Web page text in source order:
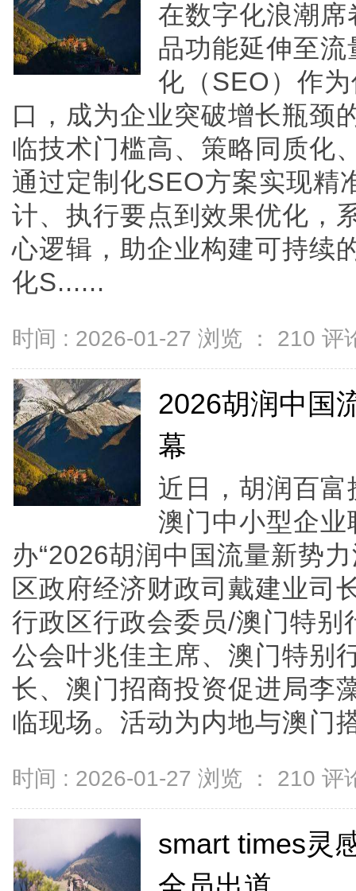
在数字化浪潮
品功能延伸至
化（SEO）作
口，成为企业突破增长瓶颈
临技术门槛高、策略同质化
通过定制化SEO方案实现精
计、执行要点到效果优化，
心逻辑，助企业构建可持续
化S......
时间 : 2026-01-27 浏览 ： 210 评
2026胡润中国
幕
近日，胡润百
澳门中小型企
办“2026胡润中国流量新势
区政府经济财政司戴建业司
行政区行政会委员/澳门特
公会叶兆佳主席、澳门特别
长、澳门招商投资促进局李
临现场。活动为内地与澳门
时间 : 2026-01-27 浏览 ： 210 评
smart times灵